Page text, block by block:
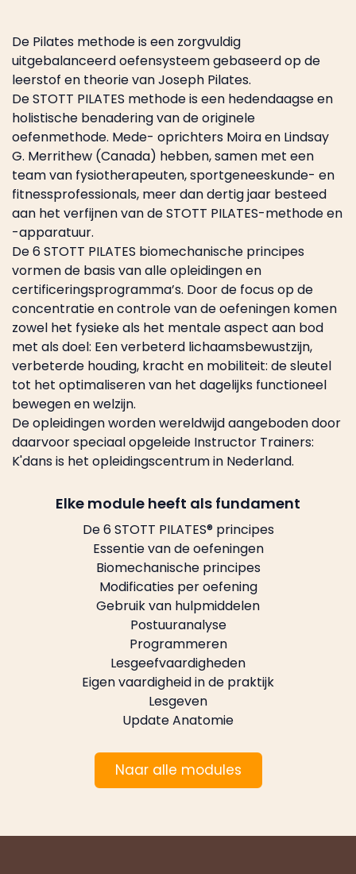
De Pilates methode is een zorgvuldig
uitgebalanceerd oefensysteem gebaseerd op de
leerstof en theorie van Joseph Pilates.
De STOTT PILATES methode is een hedendaagse en
holistische benadering van de originele
oefenmethode. Mede- oprichters Moira en Lindsay
G. Merrithew (Canada) hebben, samen met een
team van fysiotherapeuten, sportgeneeskunde- en
fitnessprofessionals, meer dan dertig jaar besteed
aan het verfijnen van de STOTT PILATES-methode en
-apparatuur.
De 6 STOTT PILATES biomechanische principes
vormen de basis van alle opleidingen en
certificeringsprogramma’s. Door de focus op de
concentratie en controle van de oefeningen komen
zowel het fysieke als het mentale aspect aan bod
met als doel: Een verbeterd lichaamsbewustzijn,
verbeterde houding, kracht en mobiliteit: de sleutel
tot het optimaliseren van het dagelijks functioneel
bewegen en welzijn.
De opleidingen worden wereldwijd aangeboden door
daarvoor speciaal opgeleide Instructor Trainers:
K'dans is het opleidingscentrum in Nederland.
Elke module heeft als fundament
De 6 STOTT PILATES® principes
Essentie van de oefeningen
Biomechanische principes
Modificaties per oefening
Gebruik van hulpmiddelen
Postuuranalyse
Programmeren
Lesgeefvaardigheden
Eigen vaardigheid in de praktijk
Lesgeven
Update Anatomie
Naar alle modules